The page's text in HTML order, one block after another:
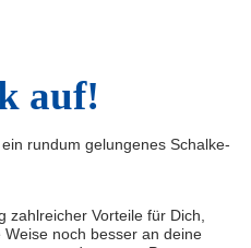
Tickets
VELTINS-Arena